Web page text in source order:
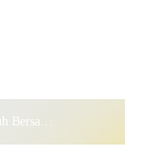
Lintasi Padang Es, Melangkah Jauh Bersama · Rayakan